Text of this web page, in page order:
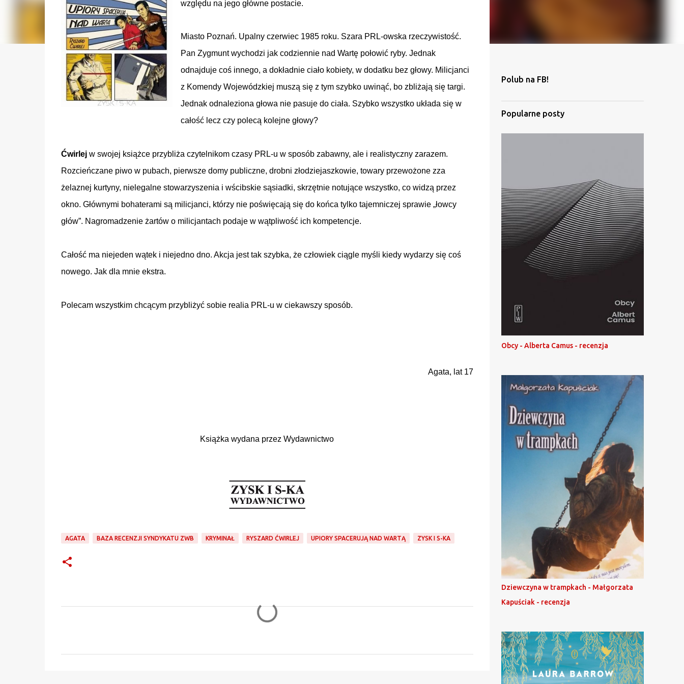
względu na jego główne postacie.
Miasto Poznań. Upalny czerwiec 1985 roku. Szara PRL-owska rzeczywistość.
Pan Zygmunt wychodzi jak codziennie nad Wartę połowić ryby. Jednak
odnajduje coś innego, a dokładnie ciało kobiety, w dodatku bez głowy. Milicjanci
z Komendy Wojewódzkiej muszą się z tym szybko uwinąć, bo zbliżają się targi.
Jednak odnaleziona głowa nie pasuje do ciała. Szybko wszystko układa się w
całość lecz czy polecą kolejne głowy?
Ćwirlejw swojej książce przybliża czytelnikom czasy PRL-u w sposób zabawny, ale i realistyczny zarazem.
Rozcieńczane piwo w pubach, pierwsze domy publiczne, drobni złodziejaszkowie, towary przewożone zza
żelaznej kurtyny, nielegalne stowarzyszenia i wścibskie sąsiadki, skrzętnie notujące wszystko, co widzą przez
okno. Głównymi bohaterami są milicjanci, którzy nie poświęcają się do końca tylko tajemniczej sprawie „łowcy
głów”. Nagromadzenie żartów o milicjantach podaje w wątpliwość ich kompetencje.
Całość ma niejeden wątek i niejedno dno. Akcja jest tak szybka, że człowiek ciągle myśli kiedy wydarzy się coś
nowego. Jak dla mnie ekstra.
Polecam wszystkim chcącym przybliżyć sobie realia PRL-u w ciekawszy sposób.
Agata, lat 17
Książka wydana przez Wydawnictwo
AGATA BAZA RECENZJI SYNDYKATU ZWB KRYMINAŁ RYSZARD ĆWIRLEJ UPIORY SPACERUJĄ NAD WARTĄ ZYSK I S-KA
Polub na FB!
Popularne posty
Obcy - Alberta Camus - recenzja
Dziewczyna w trampkach - Małgorzata
Kapuściak - recenzja